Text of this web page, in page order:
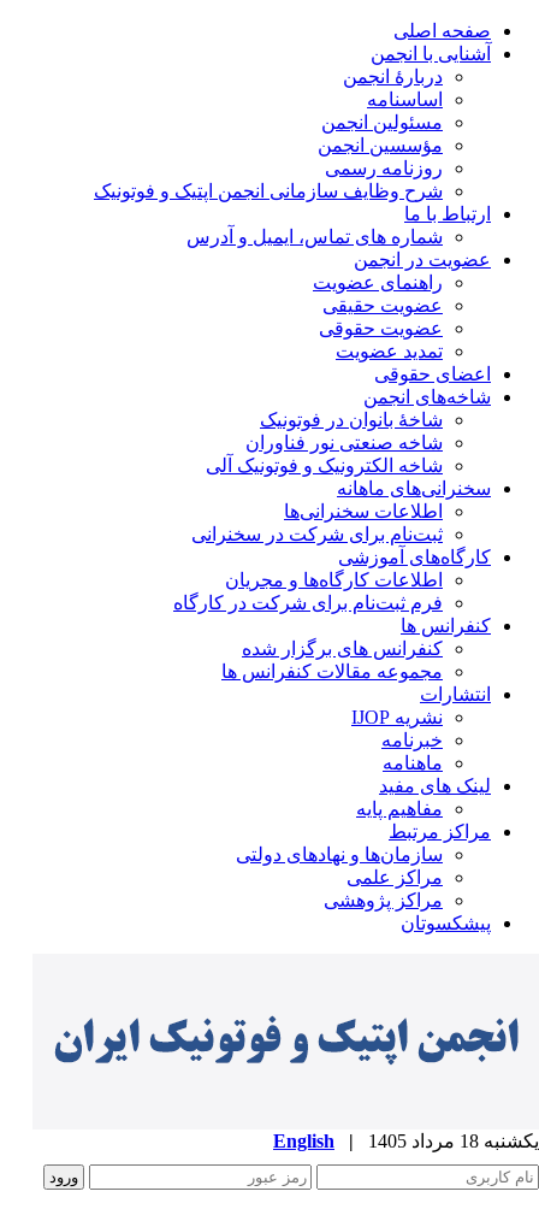
صفحه اصلی
آشنایی با انجمن
دربارۀ انجمن
اساسنامه
مسئولین انجمن
مؤسسین انجمن
روزنامه رسمی
شرح وظایف سازمانی انجمن اپتیک و فوتونیک
ارتباط با ما
شماره های تماس، ایمیل و آدرس
عضویت در انجمن
راهنمای عضویت
عضویت حقیقی
عضویت حقوقی
تمدید عضویت
اعضای حقوقی
شاخه‌های انجمن
شاخۀ بانوان در فوتونیک
شاخه صنعتی نور فناوران
شاخه‌ الکترونیک و فوتونیک آلی
سخنرانی‌های ماهانه
اطلاعات سخنرانی‌‌ها
ثبت‌نام برای شرکت در سخنرانی
کارگاه‌های آموزشی
اطلاعات کارگاه‌ها و مجریان
فرم ثبت‌نام برای شرکت در کارگاه
کنفرانس ها
کنفرانس های برگزار شده
مجموعه مقالات کنفرانس ها
انتشارات
نشریه IJOP
خبرنامه
ماهنامه
لینک های مفید
مفاهیم پایه
مراکز مرتبط
سازمان‌ها و نهادهای دولتی
مراکز علمی
مراکز پژوهشی
پیشکسوتان
18 مرداد 1405 |
English